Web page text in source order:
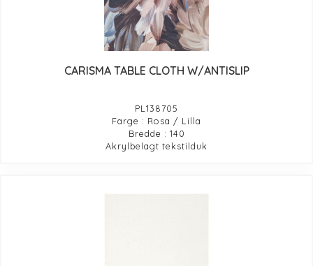
CARISMA TABLE CLOTH W/ANTISLIP
PL138705
Farge : Rosa / Lilla
Bredde : 140
Akrylbelagt tekstilduk